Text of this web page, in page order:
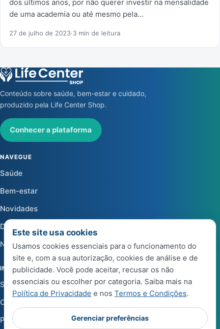
dos últimos anos, por não querer investir na mensalidade
de uma academia ou até mesmo pela…
27 de julho de 2023·3 min de leitura
Conteúdo sobre saúde, bem-estar e cuidado,
produzido pela Life Center Shop.
Conhecer a plataforma
NAVEGUE
Saúde
Bem-estar
Novidades
Dicas
Notícias
INSTITUCIONAL
Sobre a Life Center Shop
Central de Ajuda
Política de Privacidade
Este site usa cookies
Usamos cookies essenciais para o funcionamento do
site e, com a sua autorização, cookies de análise e de
publicidade. Você pode aceitar, recusar os não
essenciais ou escolher por categoria. Saiba mais na
Política de Privacidade e nos Termos e Condições.
Gerenciar preferências